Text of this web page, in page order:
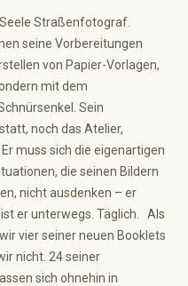
Straßenfotograf.
seine Vorbereitungen
von Papier-Vorlagen,
mit dem
Sein
noch das Atelier,
muss sich die eigenartigen
die seinen Bildern
nicht ausdenken – er
er unterwegs. Täglich. Als
vier seiner neuen Booklets
nicht. 24 seiner
sich ohnehin in